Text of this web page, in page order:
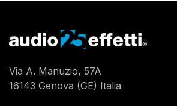
Via A. Manuzio, 57A
16143 Genova (GE) Italia